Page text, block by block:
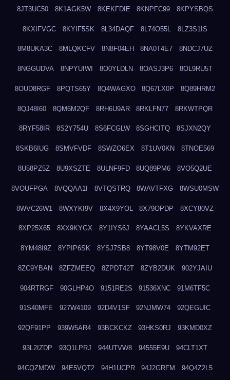
8JT3UC50 8K1AGK5W 8KEKFDIE 8KNPFC99 8KPYSBQS
8KXIFVGC 8KYIF5SK 8L34DAQF 8L74O55L 8LZ3S1IS
8M8UKA3C 8MLQKCFV 8N8F04EH 8NA0T4E7 8NDCJ7UZ
8NGGUDVA 8NPYUIWI 8O0YLDLN 8OASJ3P6 8OL9RU5T
8OUD8RGF 8PQTS65Y 8Q4WAGXO 8Q67LX0P 8Q89HRM2
8QJ48I60 8QM6M2QF 8RH6U9AR 8RKLFN77 8RKWTPQR
8RYF58IR 8S2Y754U 8S6FCGLW 8SGHCITQ 8SJXN2QY
8SKB6IUG 8SMVFVDF 8SWZO6EX 8T1UV0KN 8TNOE569
8U58PZ5Z 8U9XSZTE 8ULNF9FD 8UQ89PM6 8VO5Q2UE
8VOUFPGA 8VQQAA1I 8VTQSTRQ 8WAVTFXG 8WSU0MSW
8WVC26W1 8WXYKI9V 8X4X9YOL 8X79OPDP 8XCY80VZ
8XP25X65 8XX9KYGX 8Y1IYS6J 8YAACL5S 8YKVAXRE
8YM48I9Z 8YPIP6SK 8YSJ7SB8 8YT98V0E 8YTM92ET
8ZC9YBAN 8ZFZMEEQ 8ZPDT42T 8ZYB2DUK 902YJAIU
904RTRGF 90GLHP4O 9151RE2S 91536XNC 91M6TF5C
91S40MFE 927W4109 92D4V1SF 92NJMW74 92QEGUIC
92QF91PP 939W5AR4 93BCKCKZ 93HKS0RJ 93KMD0XZ
93L2IZDP 93Q1LPRJ 944UTVW8 94555E9U 94CLT1XT
94CQZMDW 94E5VQT2 94H1UCPR 94J2GRFM 94Q4Z2L5